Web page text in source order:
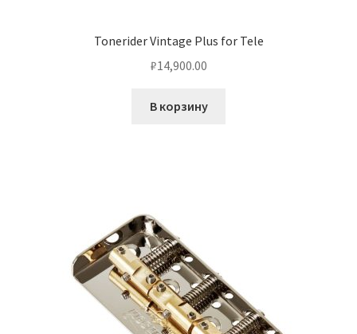
Tonerider Vintage Plus for Tele
₽14,900.00
В корзину